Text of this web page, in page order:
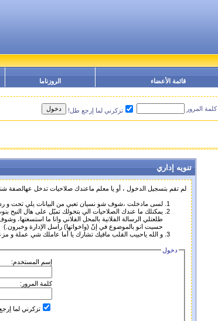
قائمة الأعضاء الروزناما
كلمة المرور تزكرني لما إرجع طل!
تنويه إداري
لم تقم بتسجيل الدخول ، أو يا معلم ماعندك صلاحيات تدخل عهالصفة
لسى مادخلت ،شوف شو نسيان تعبي من البيانات يلي تحت و
يمكنلك ما عندك الصلاحيات الي بتخولك تميّل على هال النيح
طلعتلي الرسالة الفلانية بالمحل الفلاني وانا ما
حسيت انو بالموضوع في إنّ (واخواتها) راسل الإدارة وخبرون.)
و الله ياحبيب القلب مافيك تشارك يا أما عاملك شي عملة و
دخول
إسم المستخدم:
كلمة المرور:
تزكرني لما